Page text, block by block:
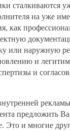
сталкиваются
на уже
как
или наружную
и
и
предложить
Это и многие